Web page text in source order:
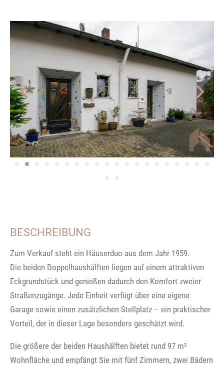
BESCHREIBUNG
Zum Verkauf steht ein Häuserduo aus dem Jahr 1959.
Die beiden Doppelhaushälften liegen auf einem attraktiven
Eckgrundstück und genießen dadurch den Komfort zweier
Straßen­zugänge. Jede Einheit verfügt über eine eigene
Garage sowie einen zusätzlichen Stellplatz – ein praktischer
Vorteil, der in dieser Lage besonders geschätzt wird.
Die größere der beiden Haushälften bietet rund 97 m²
Wohnfläche und empfängt Sie mit fünf Zimmern, zwei Bädern